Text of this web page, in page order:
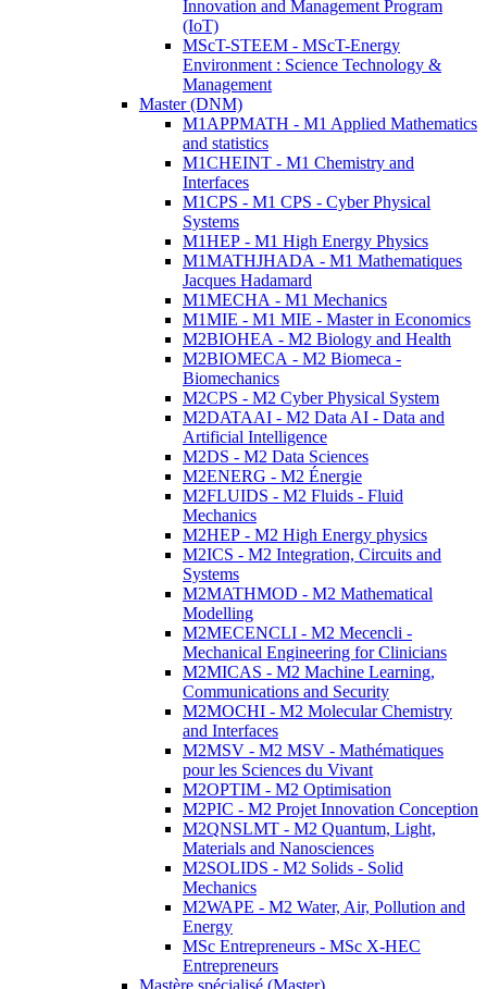
Innovation and Management Program
(IoT)
MScT-STEEM - MScT-Energy
Environment : Science Technology &
Management
Master (DNM)
M1APPMATH - M1 Applied Mathematics
and statistics
M1CHEINT - M1 Chemistry and
Interfaces
M1CPS - M1 CPS - Cyber Physical
Systems
M1HEP - M1 High Energy Physics
M1MATHJHADA - M1 Mathematiques
Jacques Hadamard
M1MECHA - M1 Mechanics
M1MIE - M1 MIE - Master in Economics
M2BIOHEA - M2 Biology and Health
M2BIOMECA - M2 Biomeca -
Biomechanics
M2CPS - M2 Cyber Physical System
M2DATAAI - M2 Data AI - Data and
Artificial Intelligence
M2DS - M2 Data Sciences
M2ENERG - M2 Énergie
M2FLUIDS - M2 Fluids - Fluid
Mechanics
M2HEP - M2 High Energy physics
M2ICS - M2 Integration, Circuits and
Systems
M2MATHMOD - M2 Mathematical
Modelling
M2MECENCLI - M2 Mecencli -
Mechanical Engineering for Clinicians
M2MICAS - M2 Machine Learning,
Communications and Security
M2MOCHI - M2 Molecular Chemistry
and Interfaces
M2MSV - M2 MSV - Mathématiques
pour les Sciences du Vivant
M2OPTIM - M2 Optimisation
M2PIC - M2 Projet Innovation Conception
M2QNSLMT - M2 Quantum, Light,
Materials and Nanosciences
M2SOLIDS - M2 Solids - Solid
Mechanics
M2WAPE - M2 Water, Air, Pollution and
Energy
MSc Entrepreneurs - MSc X-HEC
Entrepreneurs
Mastère spécialisé (Master)